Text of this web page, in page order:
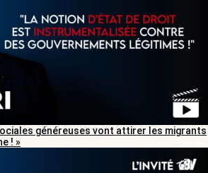
sociales généreuses vont attirer les migrants
! »